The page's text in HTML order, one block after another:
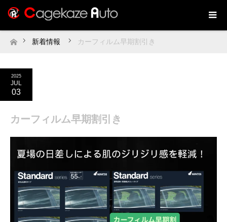
ホーム
新着情報 カーフィルム早期割引き
2025
JUL
03
カーフィルム早期割引き